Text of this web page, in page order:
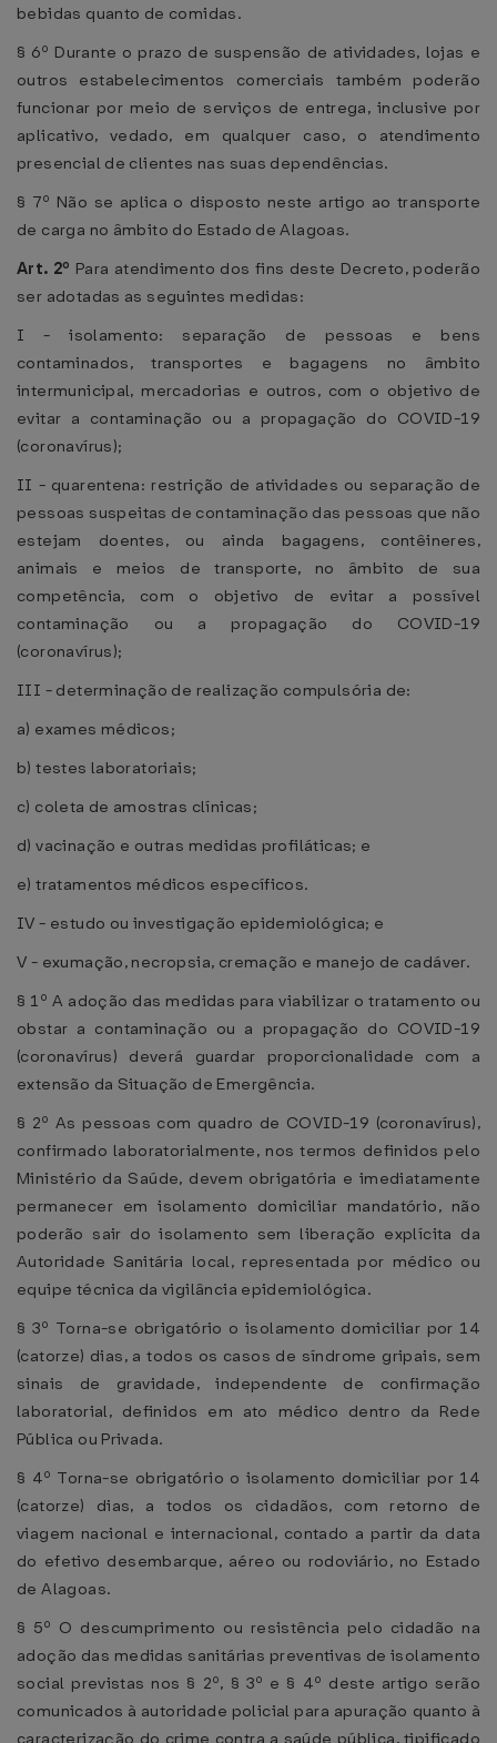
bebidas quanto de comidas.
§ 6º Durante o prazo de suspensão de atividades, lojas e
outros estabelecimentos comerciais também poderão
funcionar por meio de serviços de entrega, inclusive por
aplicativo, vedado, em qualquer caso, o atendimento
presencial de clientes nas suas dependências.
§ 7º Não se aplica o disposto neste artigo ao transporte
de carga no âmbito do Estado de Alagoas.
Art. 2º Para atendimento dos fins deste Decreto, poderão
ser adotadas as seguintes medidas:
I - isolamento: separação de pessoas e bens
contaminados, transportes e bagagens no âmbito
intermunicipal, mercadorias e outros, com o objetivo de
evitar a contaminação ou a propagação do COVID-19
(coronavírus);
II - quarentena: restrição de atividades ou separação de
pessoas suspeitas de contaminação das pessoas que não
estejam doentes, ou ainda bagagens, contêineres,
animais e meios de transporte, no âmbito de sua
competência, com o objetivo de evitar a possível
contaminação ou a propagação do COVID-19
(coronavírus);
III - determinação de realização compulsória de:
a) exames médicos;
b) testes laboratoriais;
c) coleta de amostras clínicas;
d) vacinação e outras medidas profiláticas; e
e) tratamentos médicos específicos.
IV - estudo ou investigação epidemiológica; e
V - exumação, necropsia, cremação e manejo de cadáver.
§ 1º A adoção das medidas para viabilizar o tratamento ou
obstar a contaminação ou a propagação do COVID-19
(coronavírus) deverá guardar proporcionalidade com a
extensão da Situação de Emergência.
§ 2º As pessoas com quadro de COVID-19 (coronavírus),
confirmado laboratorialmente, nos termos definidos pelo
Ministério da Saúde, devem obrigatória e imediatamente
permanecer em isolamento domiciliar mandatório, não
poderão sair do isolamento sem liberação explícita da
Autoridade Sanitária local, representada por médico ou
equipe técnica da vigilância epidemiológica.
§ 3º Torna-se obrigatório o isolamento domiciliar por 14
(catorze) dias, a todos os casos de síndrome gripais, sem
sinais de gravidade, independente de confirmação
laboratorial, definidos em ato médico dentro da Rede
Pública ou Privada.
§ 4º Torna-se obrigatório o isolamento domiciliar por 14
(catorze) dias, a todos os cidadãos, com retorno de
viagem nacional e internacional, contado a partir da data
do efetivo desembarque, aéreo ou rodoviário, no Estado
de Alagoas.
§ 5º O descumprimento ou resistência pelo cidadão na
adoção das medidas sanitárias preventivas de isolamento
social previstas nos § 2º, § 3º e § 4º deste artigo serão
comunicados à autoridade policial para apuração quanto à
caracterização do crime contra a saúde pública, tipificado